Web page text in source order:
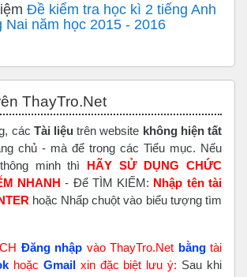
Đề kiểm tra học kì 2 tiếng Anh
Nai năm học 2015 - 2016
ThayTro.Net
các Tài liệu trên website không hiện tất
chủ - mà để trong các Tiểu mục. Nếu
minh thì HÃY SỬ DỤNG CHỨC
NHANH - Để TÌM KIẾM: Nhập tên tài
hoặc Nhấp chuột vào biểu tượng tìm
Đăng nhập vào ThayTro.Net bằngtài
k hoặc Gmailxin đặc biệt lưu ý: Sau khi